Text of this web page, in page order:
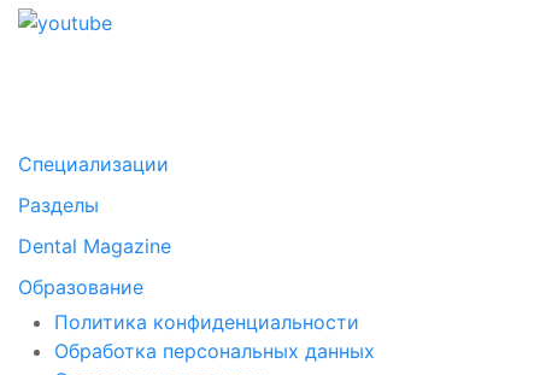
Специализации
Разделы
Dental Magazine
Образование
Политика конфиденциальности
Обработка персональных данных